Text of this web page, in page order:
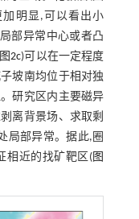
明显,可以看出小
部异常中心或者凸
图2c)可以在一定程度
坡南均位于相对独
研究区内主要磁异
离背景场、求取剩
局部异常。据此,圈
相近的找矿靶区( 图